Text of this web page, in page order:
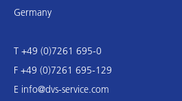
Germany
T +49 (0)7261 695-0
F +49 (0)7261 695-129
E info@dvs-service.com